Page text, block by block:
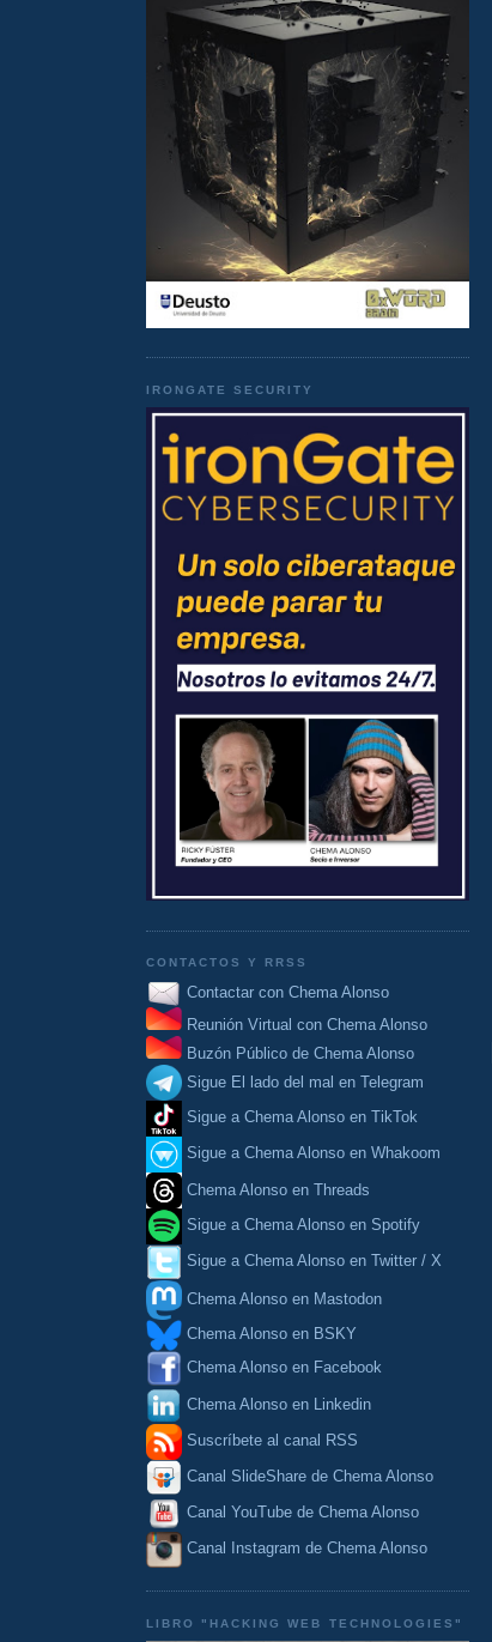
IRONGATE SECURITY
CONTACTOS Y RRSS
Contactar con Chema Alonso
Reunión Virtual con Chema Alonso
Buzón Público de Chema Alonso
Sigue El lado del mal en Telegram
Sigue a Chema Alonso en TikTok
Sigue a Chema Alonso en Whakoom
Chema Alonso en Threads
Sigue a Chema Alonso en Spotify
Sigue a Chema Alonso en Twitter / X
Chema Alonso en Mastodon
Chema Alonso en BSKY
Chema Alonso en Facebook
Chema Alonso en Linkedin
Suscríbete al canal RSS
Canal SlideShare de Chema Alonso
Canal YouTube de Chema Alonso
Canal Instagram de Chema Alonso
LIBRO "HACKING WEB TECHNOLOGIES"